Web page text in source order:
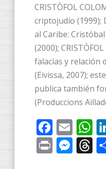
CRISTÒFOL
criptojudío (1999);
al Caribe:
(2000);
falacias y relación
(Eivissa, 2007);
publica también
(Produccions
Print